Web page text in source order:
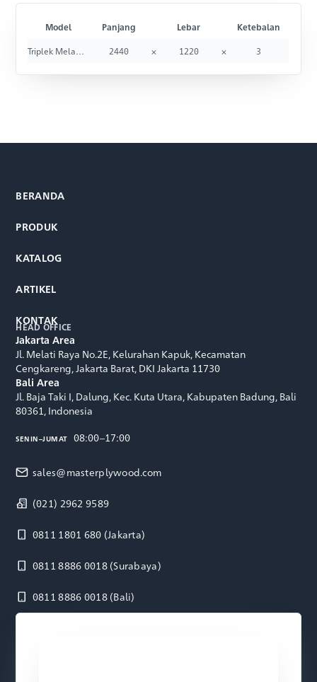
Model Panjang Lebar Ketebalan
2440 × 1220 × 3
BERANDA
PRODUK
KATALOG
ARTIKEL
KONTAK
HEAD OFFICE
Jakarta Area
Jl. Melati Raya No.2E, Kelurahan Kapuk, Kecamatan
Cengkareng, Jakarta Barat, DKI Jakarta 11730
Bali Area
Jl. Baja Taki I, Dalung, Kec. Kuta Utara, Kabupaten Badung, Bali
80361, Indonesia
SENIN–JUMAT 08:00–17:00
sales@masterplywood.com
(021) 2962 9589
0811 1801 680 (Jakarta)
0811 8886 0018(Surabaya)
0811 8886 0018(Bali)